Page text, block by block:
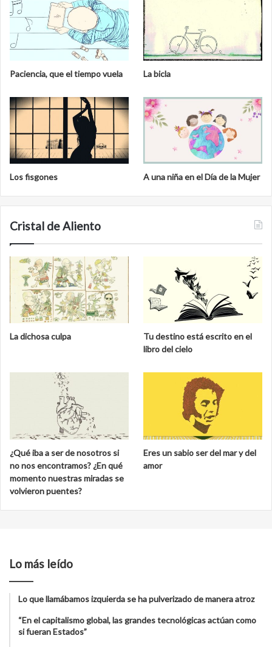
Paciencia, que el tiempo vuela La bicla
Los fisgones A una niña en el Día de la Mujer
Cristal de Aliento
La dichosa culpa
Tu destino está escrito en el
libro del cielo
¿Qué iba a ser de nosotros si
no nos encontramos? ¿En qué
momento nuestras miradas se
volvieron puentes?
Eres un sabio ser del mar y del
amor
Lo más leído
Lo que llamábamos izquierda se ha pulverizado de manera atroz
“En el capitalismo global, las grandes tecnológicas actúan como
si fueran Estados”